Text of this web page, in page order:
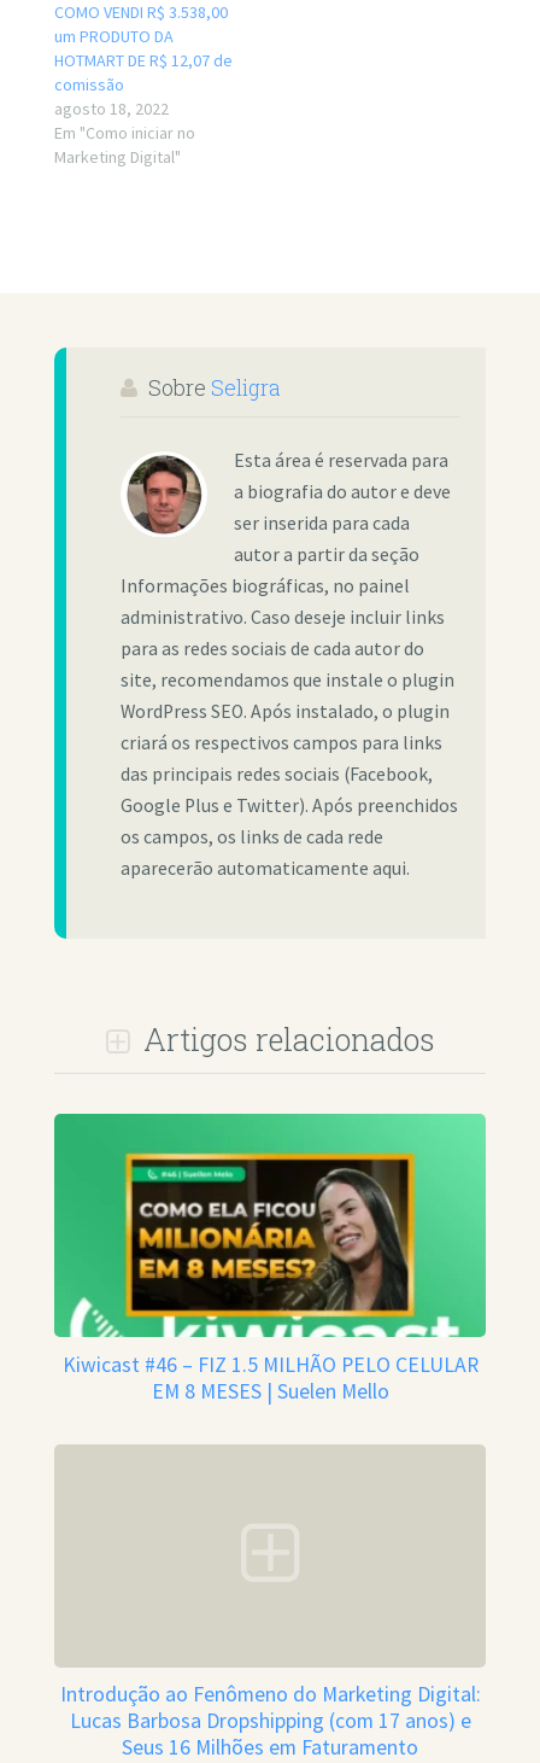
COMO VENDI R$ 3.538,00
um PRODUTO DA
HOTMART DE R$ 12,07 de
comissão
agosto 18, 2022
Em "Como iniciar no
Marketing Digital"
Sobre Seligra
Esta área é reservada para
a biografia do autor e deve
ser inserida para cada
autor a partir da seção
Informações biográficas, no painel
administrativo. Caso deseje incluir links
para as redes sociais de cada autor do
site, recomendamos que instale o plugin
WordPress SEO. Após instalado, o plugin
criará os respectivos campos para links
das principais redes sociais (Facebook,
Google Plus e Twitter). Após preenchidos
os campos, os links de cada rede
aparecerão automaticamente aqui.
Artigos relacionados
Kiwicast #46 – FIZ 1.5 MILHÃO PELO CELULAR
EM 8 MESES | Suelen Mello
Introdução ao Fenômeno do Marketing Digital:
Lucas Barbosa Dropshipping (com 17 anos) e
Seus 16 Milhões em Faturamento